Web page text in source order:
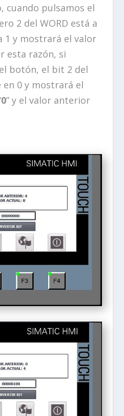
cuando pulsamos el
2 del WORD está a
1 y mostrará el valor
esta razón, si
botón, el bit 2 del
en 0 y mostrará el
0” y el valor anterior